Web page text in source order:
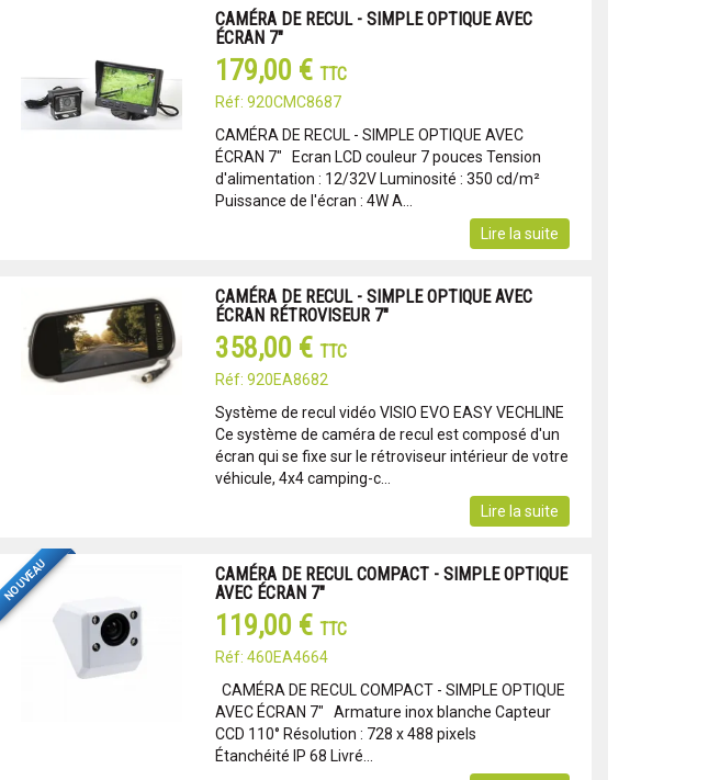
CAMÉRA DE RECUL - SIMPLE OPTIQUE AVEC
ÉCRAN 7"
179,00 € TTC
Réf: 920CMC8687
CAMÉRA DE RECUL - SIMPLE OPTIQUE AVEC
ÉCRAN 7" Ecran LCD couleur 7 pouces Tension
d'alimentation : 12/32V Luminosité : 350 cd/m²
Puissance de l'écran : 4W A...
Lire la suite
CAMÉRA DE RECUL - SIMPLE OPTIQUE AVEC
ÉCRAN RÉTROVISEUR 7"
358,00 € TTC
Réf: 920EA8682
Système de recul vidéo VISIO EVO EASY VECHLINE
Ce système de caméra de recul est composé d'un
écran qui se fixe sur le rétroviseur intérieur de votre
véhicule, 4x4 camping-c...
Lire la suite
NOUVEAU
CAMÉRA DE RECUL COMPACT - SIMPLE OPTIQUE
AVEC ÉCRAN 7"
119,00 € TTC
Réf: 460EA4664
CAMÉRA DE RECUL COMPACT - SIMPLE OPTIQUE
AVEC ÉCRAN 7" Armature inox blanche Capteur
CCD 110° Résolution : 728 x 488 pixels
Étanchéité IP 68 Livré...